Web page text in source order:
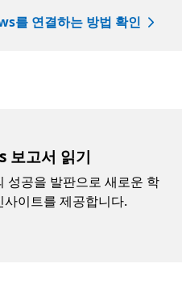
를 연결하는 방법 확인
보고서 읽기
성공을 발판으로 새로운 학
이트를 제공합니다.